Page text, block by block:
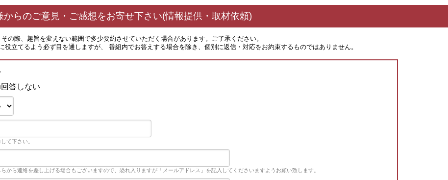
からのご意見・ご感想をお寄せ下さい(情報提供・取材依頼)
の際、趣旨を変えない範囲で多少要約させていただく場合があります。ご了承ください。
役立てるよう必ず目を通しますが、 番組内でお答えする場合を除き、個別に返信・対応をお約束するものではありません。
回答しない
て下さい。
らから連絡を差し上げる場合もございますので、恐れ入りますが「メールアドレス」を記入してくださいますようお願い致します。